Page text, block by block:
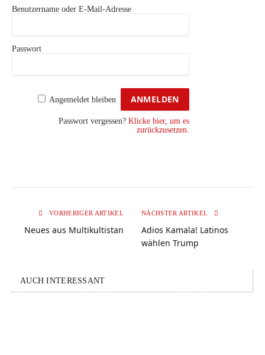
Benutzername oder E-Mail-Adresse
Passwort
Angemeldet bleiben
Passwort vergessen? Klicke hier, um es
zurückzusetzen.
VORHERIGER ARTIKEL
Neues aus Multikultistan
NÄCHSTER ARTIKEL
Adios Kamala! Latinos
wählen Trump
AUCH INTERESSANT